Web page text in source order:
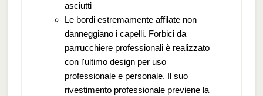
asciutti
Le bordi estremamente affilate non
danneggiano i capelli. Forbici da
parrucchiere professionali è realizzato
con l'ultimo design per uso
professionale e personale. Il suo
rivestimento professionale previene la